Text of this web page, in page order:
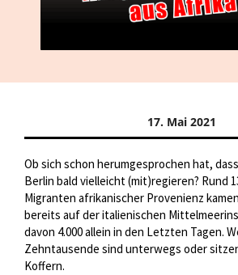
17. Mai 2021
Ob sich schon herumgesprochen hat,
Berlin bald vielleicht (mit)regieren? Rund
Migranten afrikanischer Provenienz
bereits auf der italienischen
davon 4.000 allein in den Letzten Tagen.
Zehntausende sind unterwegs oder
Koffern.